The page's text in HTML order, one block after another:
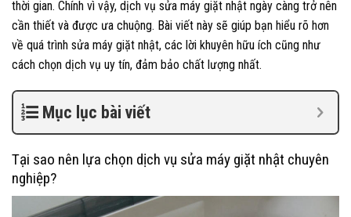
thời gian. Chính vì vậy, dịch vụ sửa máy giặt nhật ngày càng trở nên
cần thiết và được ưa chuộng. Bài viết này sẽ giúp bạn hiểu rõ hơn
về quá trình sửa máy giặt nhật, các lời khuyên hữu ích cũng như
cách chọn dịch vụ uy tín, đảm bảo chất lượng nhất.
Mục lục bài viết
Tại sao nên lựa chọn dịch vụ sửa máy giặt nhật chuyên
nghiệp?